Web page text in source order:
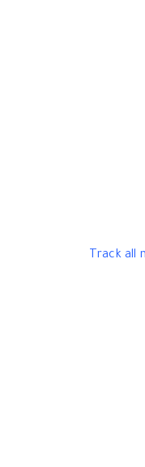
Track all